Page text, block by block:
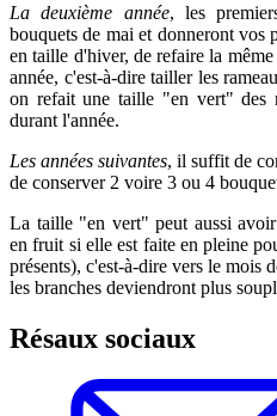
La deuxième année, les
bouquets de mai et donneront vos
en taille d'hiver, de refaire la
année, c'est-à-dire tailler les
on refait une taille "en vert" des
durant l'année.
Les années suivantes, il suffit de
de conserver 2 voire 3 ou 4
La taille "en vert" peut aussi
en fruit si elle est faite en pleine
présents), c'est-à-dire vers le mois
les branches deviendront plus
Résaux sociaux